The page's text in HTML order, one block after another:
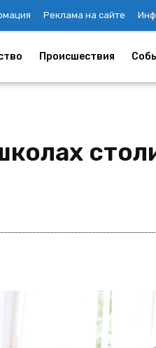
Реклама на сайте
Происшествия